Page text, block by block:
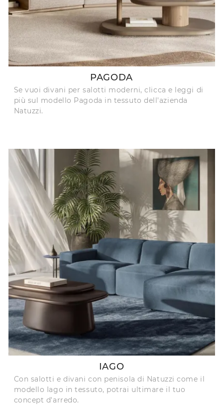
PAGODA
Se vuoi divani per salotti moderni, clicca e leggi di
più sul modello Pagoda in tessuto dell'azienda
Natuzzi.
IAGO
Con salotti e divani con penisola di Natuzzi come il
modello Iago in tessuto, potrai ultimare il tuo
concept d'arredo.